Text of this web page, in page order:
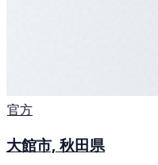
官方
大館市, 秋田県